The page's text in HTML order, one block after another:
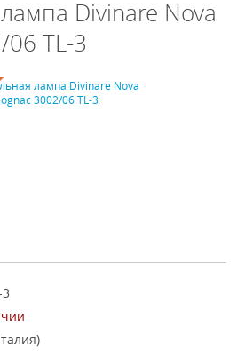
Divinare Nova
06 TL-3